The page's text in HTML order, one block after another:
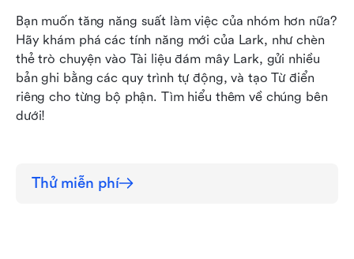
Bạn muốn tăng năng suất làm việc của nhóm hơn nữa?
Hãy khám phá các tính năng mới của Lark, như chèn
thẻ trò chuyện vào Tài liệu đám mây Lark, gửi nhiều
bản ghi bằng các quy trình tự động, và tạo Từ điển
riêng cho từng bộ phận. Tìm hiểu thêm về chúng bên
dưới!
Thử miễn phí
Gửi tin nhắn với nhiều bản ghi sử dụng quy trình
làm việc tự động
Tạo Từ điển thuật ngữ cho các bộ phận cụ thể